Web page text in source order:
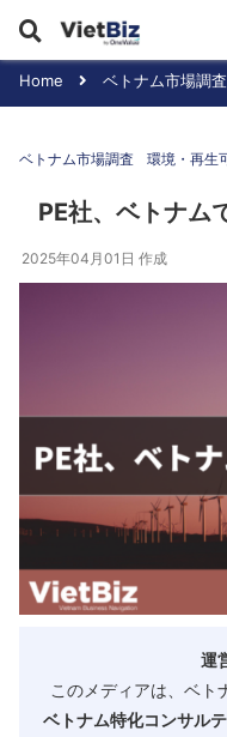
Home ベトナム市場調査
ベトナム市場調査 環境・再生
PE社、ベトナム
2025年04月01日 作成
運
このメディアは、ベト
ベトナム特化コンサル